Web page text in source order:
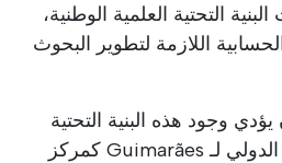
التحتية العلمية الوطنية،
اللازمة لتطوير البحوث
وجود هذه البنية التحتية
أيضًا إلى تعزيز العرض الدولي لـ Guimarães كمركز